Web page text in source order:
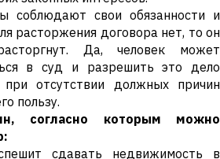
соблюдают свои обязанности и
расторжения договора нет, то он
Да, человек может
в суд и разрешить это дело
отсутствии должных причин
пользу.
согласно которым можно
сдавать недвижимость в